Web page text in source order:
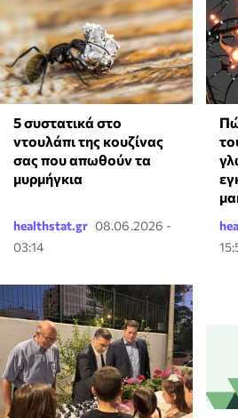
⁠5 συστατικά στο
ντουλάπι της κουζίνας
σας που απωθούν τα
μυρμήγκια
healthstat.gr 08.06.2026 -
03:14